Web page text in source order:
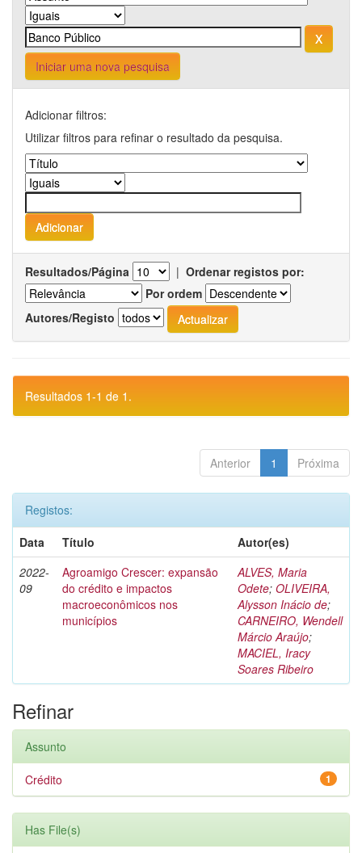
Iniciar uma nova pesquisa
Adicionar filtros:
Utilizar filtros para refinar o resultado da pesquisa.
Resultados/Página | Ordenar registos por:
Por ordem
Autores/Registo
Resultados 1-1 de 1.
Anterior 1 Próxima
Registos:
Data
Título
Autor(es)
2022-
09
Agroamigo Crescer: expansão
do crédito e impactos
macroeconômicos nos
municípios
ALVES, Maria
Odete; OLIVEIRA,
Alysson Inácio de;
CARNEIRO, Wendell
Márcio Araújo;
MACIEL, Iracy
Soares Ribeiro
Refinar
Assunto
1
Crédito
Has File(s)